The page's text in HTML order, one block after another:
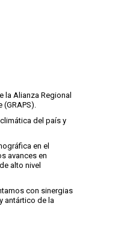
la Alianza Regional
del país y
en el
avances en
alto nivel
con sinergias
antártico de la